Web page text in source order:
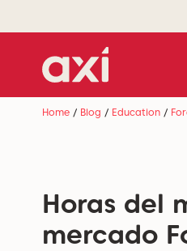
Home / Blog / Education /
Horas del
mercado